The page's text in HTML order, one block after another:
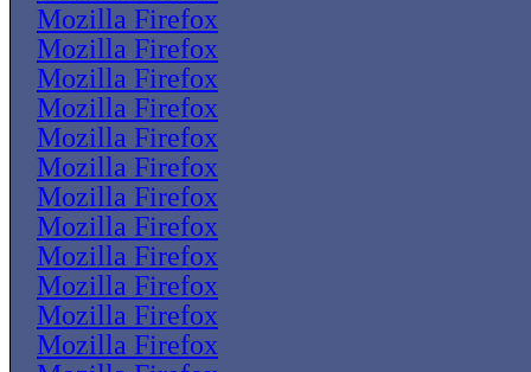
Mozilla Firefox
Mozilla Firefox
Mozilla Firefox
Mozilla Firefox
Mozilla Firefox
Mozilla Firefox
Mozilla Firefox
Mozilla Firefox
Mozilla Firefox
Mozilla Firefox
Mozilla Firefox
Mozilla Firefox